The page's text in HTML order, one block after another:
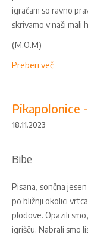
igračam so ravno
skrivamo v naši mali
(M.O.M)
Preberi več
Pikapolonice
18.11.2023
Bibe
Pisana, sončna
po bližnji okolici
plodove. Opazili
igrišču. Nabrali smo